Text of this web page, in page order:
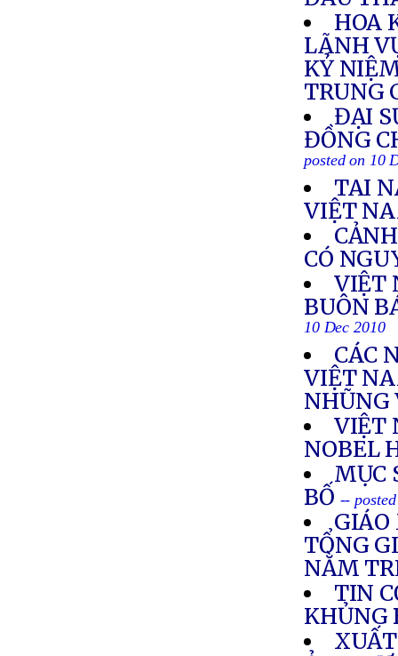
HOA
LÃNH
KỶ
TRUNG
ĐẠI
ĐỒNG
posted on 10
TAI
VIỆT
CÓ
VIỆT
BUÔN
10 Dec 2010
CÁC
VIỆT
NHŨNG
VIỆT
NOBEL
MỤC
BỐ --
GIÁO
TỔNG
NẰM
TIN
KHỦNG